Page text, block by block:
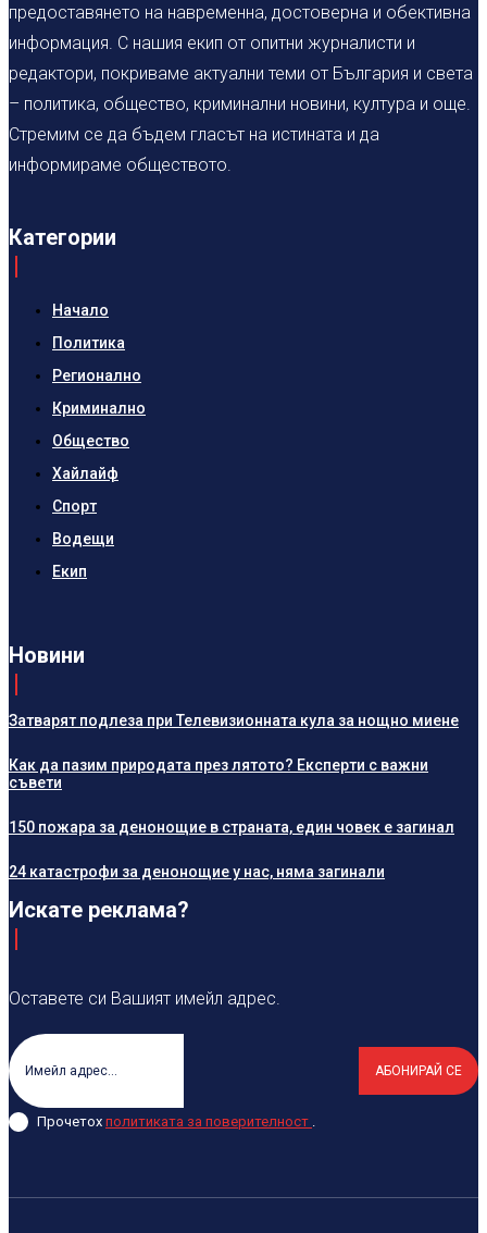
предоставянето на навременна, достоверна и обективна
информация. С нашия екип от опитни журналисти и
редактори, покриваме актуални теми от България и света
– политика, общество, криминални новини, култура и още.
Стремим се да бъдем гласът на истината и да
информираме обществото.
Категории
Начало
Политика
Регионално
Криминално
Общество
Хайлайф
Спорт
Водещи
Екип
Новини
Затварят подлеза при Телевизионната кула за нощно миене
Как да пазим природата през лятото? Експерти с важни
съвети
150 пожара за денонощие в страната, един човек е загинал
24 катастрофи за денонощие у нас, няма загинали
Искате реклама?
Оставете си Вашият имейл адрес.
АБОНИРАЙ СЕ
Прочетох политиката за поверителност